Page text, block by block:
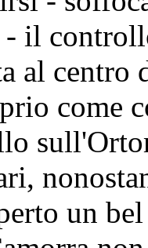
- il
al
come
un